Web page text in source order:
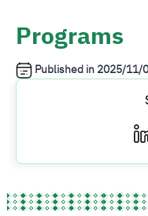
Programs
Published in2025/11/